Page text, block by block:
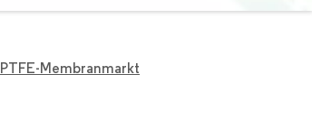
PTFE-Membranmarkt